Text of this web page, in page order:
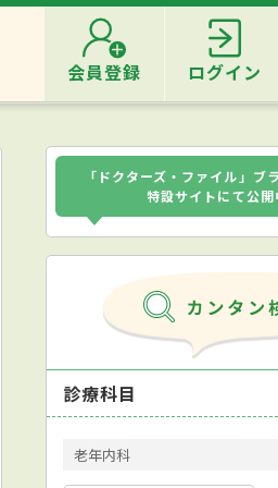
会員登録 ログイン
「ドクターズ・ファイル」ブ
特設サイトにて公開
診療科目
老年内科